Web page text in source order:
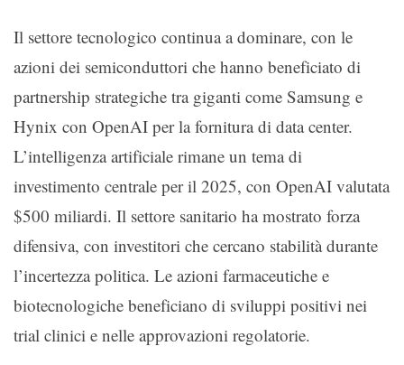
Il settore tecnologico continua a dominare, con le
azioni dei semiconduttori che hanno beneficiato di
partnership strategiche tra giganti come Samsung e
Hynix con OpenAI per la fornitura di data center.
L’intelligenza artificiale rimane un tema di
investimento centrale per il 2025, con OpenAI valutata
$500 miliardi. Il settore sanitario ha mostrato forza
difensiva, con investitori che cercano stabilità durante
l’incertezza politica. Le azioni farmaceutiche e
biotecnologiche beneficiano di sviluppi positivi nei
trial clinici e nelle approvazioni regolatorie.